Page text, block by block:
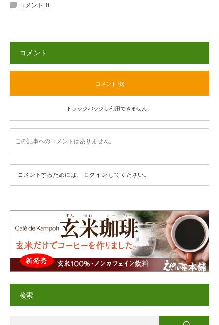
コメント:0
コメント
コメント (0)
トラックバックは利用できません。
この記事へのコメントはありません。
コメントするためには、 ログイン してください。
検索